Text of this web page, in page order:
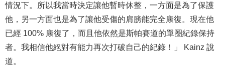
情況下。所以我當時決定讓他暫時休整，一方面是為了保護
他，另一方面也是為了讓他受傷的肩膀能完全康復。現在他
已經 100% 康復了，而且他依然是斯帕賽道的單圈紀錄保持
者。我相信他絕對有能力再次打破自己的紀錄！」 Kainz 說
道。